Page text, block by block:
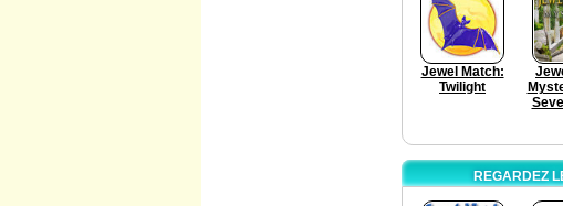
Jewel Match:
Twilight
REGARDEZ